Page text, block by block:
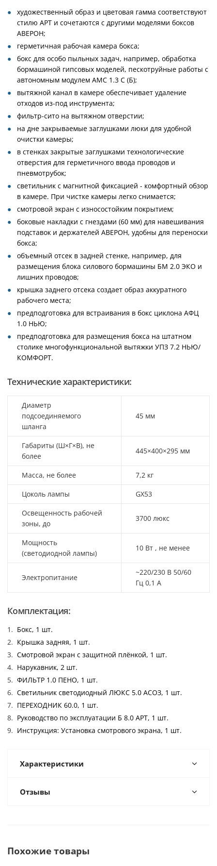
художественный образ и цветовая гамма соответствуют
стилю АРТ и сочетаются с другими моделями боксов
АВЕРОН;
герметичная рабочая камера бокса;
бокс для особо пыльных задач, например, обработка
бормашиной гипсовых моделей, пескотруйные работы с
автономным модулем АМС 1.3 С (Б);
вытяжной канал в камере обеспечивает удаление
отходов из-под инструмента;
фильтр-сито на вытяжном отверстии;
на дне закрываемые заглушками люки для удобной
очистки камеры;
в стенках закрытые заглушками технологические
отверстия для герметичного ввода проводов и
пневмотрубок;
светильник с магнитной фиксацией - комфортный обзор
в камере. При чистке камеры легко снимается;
смотровой экран с износостойким покрытием;
боковые накладки с гнездами (60 мм) для навешивания
подставок и держателей АВЕРОН, удобны для переноски
бокса;
объемный отсек в задней стенке, например, для
размещения блока силового бормашины БМ 2.0 ЭКО и
лишних проводов;
крышка заднего отсека создает образ аккуратного
рабочего места;
предподготовка для встраивания в бокс циклона АФЦ
1.0 НЬЮ;
предподготовка для размещения бокса на штатном
столике многофункциональной вытяжки УПЗ 7.2 НЬЮ/
КОМФОРТ.
Технические характеристики:
Диаметр
подсоединяемого
шланга
45 мм
Габариты (Ш×Г×В), не
более
445×400×295 мм
Масса, не более 7,2 кг
Цоколь лампы GX53
Освещенность рабочей
зоны, до
3700 люкс
Мощность
(светодиодной лампы)
10 Вт , не менее
Электропитание
~220/230 В 50/60
Гц 0,1 А
Комплектация:
Бокс, 1 шт.
Крышка задняя, 1 шт.
Смотровой экран с защитной плёнкой, 1 шт.
Нарукавник, 2 шт.
ФИЛЬТР 1.0 ПЕНО, 1 шт.
Cветильник светодиодный ЛЮКС 5.0 АСОЗ, 1 шт.
ПЕРЕХОДНИК 60.0, 1 шт.
Руководство по эксплуатации Б 8.0 АРТ, 1 шт.
Инструкция: Установка смотрового экрана, 1 шт.
Характеристики
Отзывы
Похожие товары